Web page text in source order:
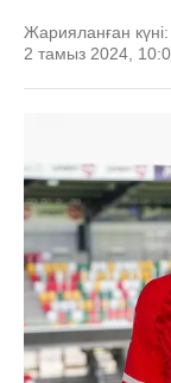
Жарияланған күні:
2 тамыз 2024,